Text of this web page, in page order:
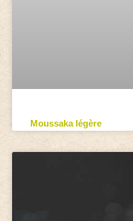
Moussaka légère